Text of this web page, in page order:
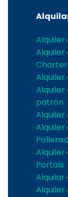
patrón
Pollensa
Portals